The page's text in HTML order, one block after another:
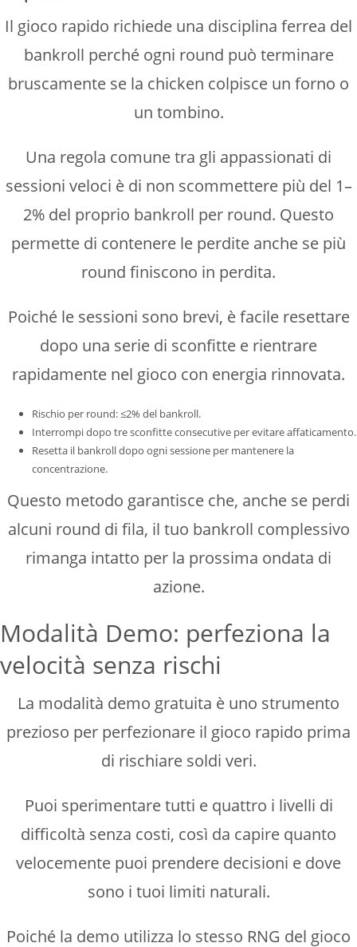
Il gioco rapido richiede una disciplina ferrea del
bankroll perché ogni round può terminare
bruscamente se la chicken colpisce un forno o
un tombino.
Una regola comune tra gli appassionati di
sessioni veloci è di non scommettere più del 1–
2% del proprio bankroll per round. Questo
permette di contenere le perdite anche se più
round finiscono in perdita.
Poiché le sessioni sono brevi, è facile resettare
dopo una serie di sconfitte e rientrare
rapidamente nel gioco con energia rinnovata.
Rischio per round: ≤2% del bankroll.
Interrompi dopo tre sconfitte consecutive per evitare affaticamento.
Resetta il bankroll dopo ogni sessione per mantenere la
concentrazione.
Questo metodo garantisce che, anche se perdi
alcuni round di fila, il tuo bankroll complessivo
rimanga intatto per la prossima ondata di
azione.
Modalità Demo: perfeziona la
velocità senza rischi
La modalità demo gratuita è uno strumento
prezioso per perfezionare il gioco rapido prima
di rischiare soldi veri.
Puoi sperimentare tutti e quattro i livelli di
difficoltà senza costi, così da capire quanto
velocemente puoi prendere decisioni e dove
sono i tuoi limiti naturali.
Poiché la demo utilizza lo stesso RNG del gioco